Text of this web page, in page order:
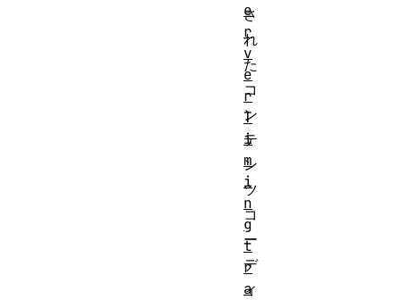
さ
れ
た
コ
ン
テ
ン
ツ
コ
ー
デ
ィ
e
r
v
e
r
T
i
m
i
n
g
t
r
a